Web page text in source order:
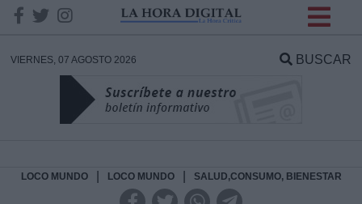
VIERNES, 07 AGOSTO 2026 BUSCAR
LOCO MUNDO LOCO MUNDO SALUD,CONSUMO, BIENESTAR
DATOS
Responsable: